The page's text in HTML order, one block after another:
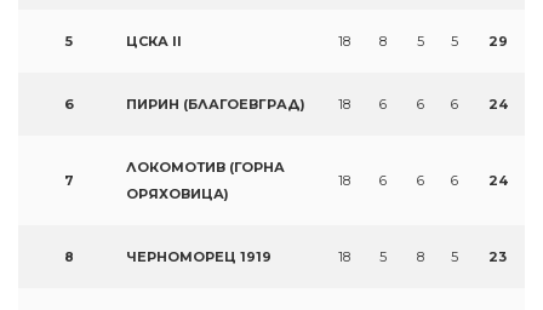
5 ЦСКА II 18 8 5 5 29
6 ПИРИН (БЛАГОЕВГРАД) 18 6 6 6 24
7
ЛОКОМОТИВ (ГОРНА
ОРЯХОВИЦА)
18 6 6 6 24
8 ЧЕРНОМОРЕЦ 1919 18 5 8 5 23